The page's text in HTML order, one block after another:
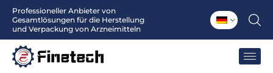
Zum
Inhalt
Professioneller Anbieter von
Gesamtlösungen für die Herstellung
und Verpackung von Arzneimitteln